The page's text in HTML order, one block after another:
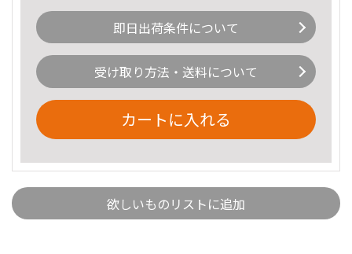
即日出荷条件について
受け取り方法・送料について
カートに入れる
欲しいものリストに追加